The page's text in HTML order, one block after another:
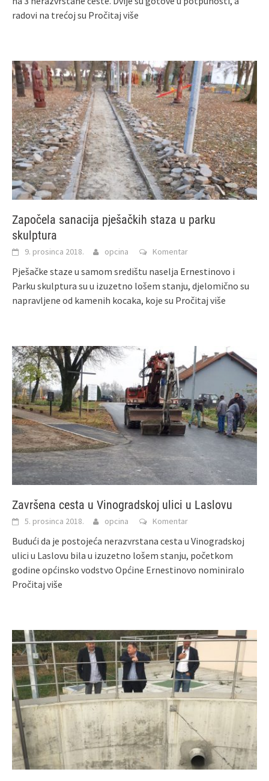
radovi na trećoj su Pročitaj više
Započela sanacija pješačkih staza u parku
skulptura
9. prosinca 2018. opcina Komentar
Pješačke staze u samom središtu naselja Ernestinovo i
Parku skulptura su u izuzetno lošem stanju, djelomično su
napravljene od kamenih kocaka, koje su Pročitaj više
Završena cesta u Vinogradskoj ulici u Laslovu
5. prosinca 2018. opcina Komentar
Budući da je postojeća nerazvrstana cesta u Vinogradskoj
ulici u Laslovu bila u izuzetno lošem stanju, početkom
godine općinsko vodstvo Općine Ernestinovo nominiralo
Pročitaj više